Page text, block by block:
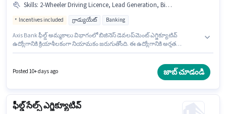
Skills: 2-Wheeler Driving Licence, Lead Generation, Bike, Wiring
Incentives included గ్రాడ్యుయేట్ Banking
Axis Bank ఫీల్డ్ అమ్మకాలు విభాగంలో బిజినెస్ డెవలప్‌మెంట్ ఎగ్జిక్యూటివ్
ఉద్యోగానికి క్రియాశీలకంగా నియామకం జరుగుతోంది. ఈ ఉద్యోగానికి అర్హత
వద్ద Bike ఉండాలి. ఈ ఉద్యోగం 0 - 2 ఏళ్లు సంవత్సరాల అనుభవం ఉన్న వారికి కోసం
అనుకూలంగా ఉంటుంది. మీరు నెలకు ₹30000 వరకు సంపాదించవచ్చు. ఈ ఉద్యోగానికి
Posted 10+ days ago జాబ్ చూడండి
ఫీల్డ్ సేల్స్ ఎగ్జిక్యూటివ్